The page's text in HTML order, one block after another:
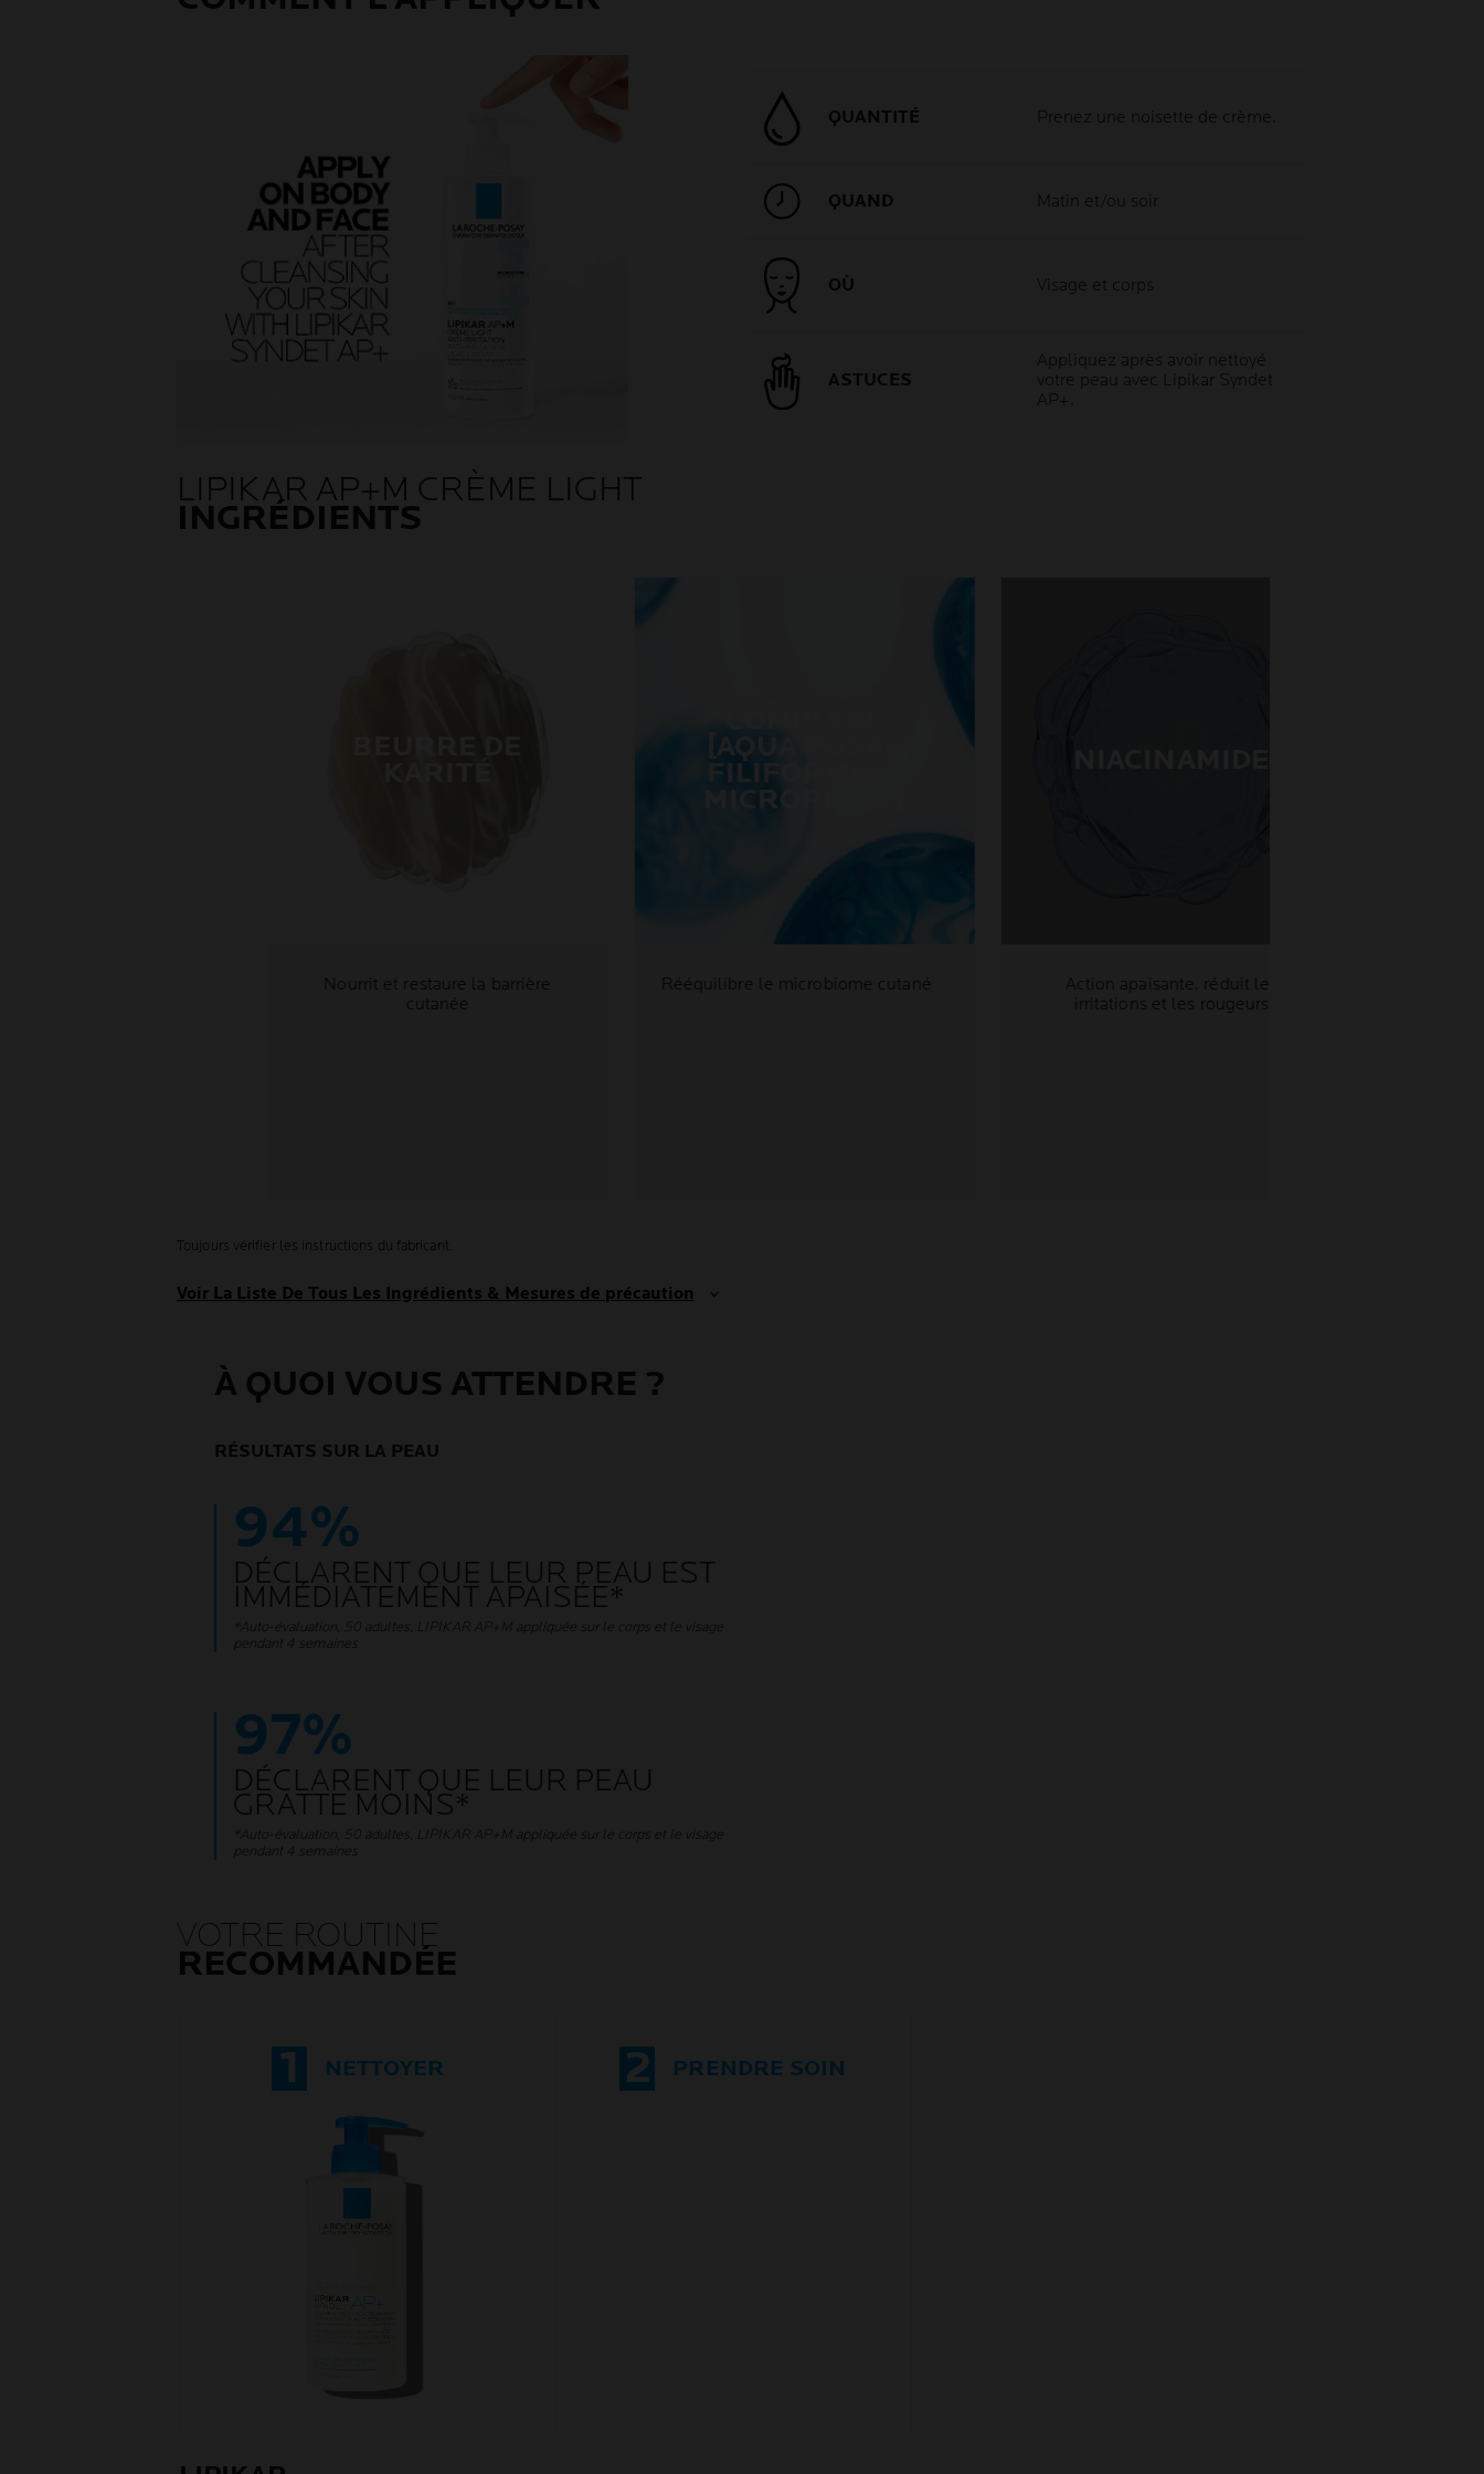
QUANTITÉ Prenez une noisette de crème.
QUAND Matin et/ou soir
OÙ Visage et corps
ASTUCES
Appliquez après avoir nettoyé
votre peau avec Lipikar Syndet
AP+.
LIPIKAR AP+M CRÈME LIGHT
INGRÉDIENTS
Nourrit et restaure la barrière
cutanée
[AQUA POSAE
FILIFORMIS +
MICRORESYL]
Rééquilibre le microbiome cutané
Action apaisante, réduit les
irritations et les rougeurs
Toujours vérifier les instructions du fabricant.
Voir La Liste De Tous Les Ingrédients & Mesures de précaution
À QUOI VOUS ATTENDRE ?
RÉSULTATS SUR LA PEAU
94%
DÉCLARENT QUE LEUR PEAU EST
IMMÉDIATEMENT APAISÉE*
*Auto-évaluation, 50 adultes, LIPIKAR AP+M appliquée sur le corps et le visage
pendant 4 semaines
97%
DÉCLARENT QUE LEUR PEAU
GRATTE MOINS*
*Auto-évaluation, 50 adultes, LIPIKAR AP+M appliquée sur le corps et le visage
pendant 4 semaines
VOTRE ROUTINE
RECOMMANDÉE
1 NETTOYER 2 PRENDRE SOIN